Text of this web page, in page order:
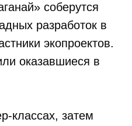
соберутся
разработок в
экопроектов.
оказавшиеся в
классах, затем